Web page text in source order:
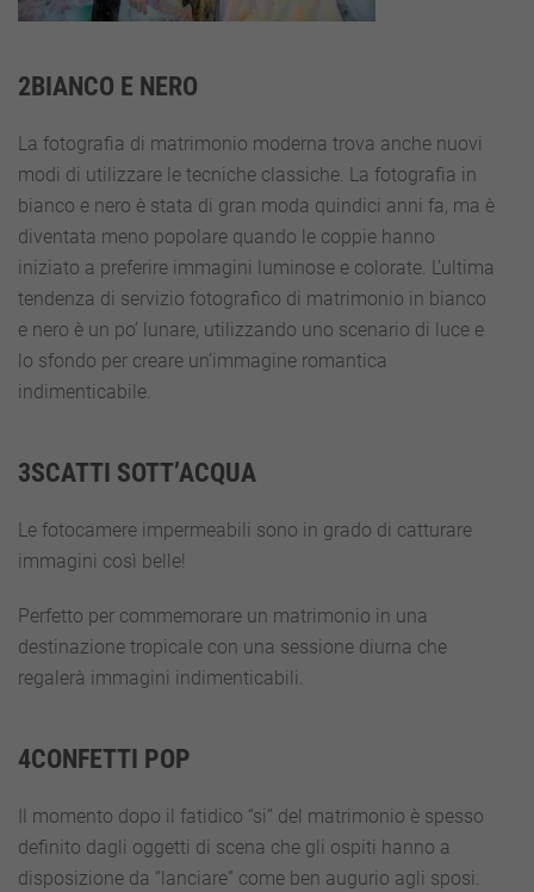
2BIANCO E NERO
La fotografia di matrimonio moderna trova anche nuovi
modi di utilizzare le tecniche classiche. La fotografia in
bianco e nero è stata di gran moda quindici anni fa, ma è
diventata meno popolare quando le coppie hanno
iniziato a preferire immagini luminose e colorate. L’ultima
tendenza di servizio fotografico di matrimonio in bianco
e nero è un po’ lunare, utilizzando uno scenario di luce e
lo sfondo per creare un’immagine romantica
indimenticabile.
3SCATTI SOTT’ACQUA
Le fotocamere impermeabili sono in grado di catturare
immagini così belle!
Perfetto per commemorare un matrimonio in una
destinazione tropicale con una sessione diurna che
regalerà immagini indimenticabili.
4CONFETTI POP
Il momento dopo il fatidico “si” del matrimonio è spesso
definito dagli oggetti di scena che gli ospiti hanno a
disposizione da “lanciare” come ben augurio agli sposi.